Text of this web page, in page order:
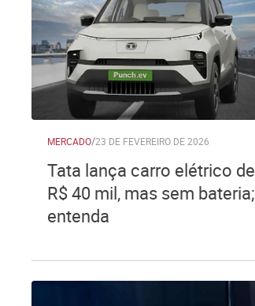
MERCADO/23 DE FEVEREIRO DE 2026
Tata lança carro elétrico de
R$ 40 mil, mas sem bateria;
entenda